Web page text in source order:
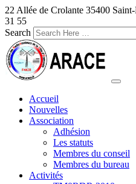
22 Allée de Crolante 35400
31 55
Search
Accueil
Nouvelles
Association
Adhésion
Les statuts
Membres du conseil
Membres du bureau
Activités